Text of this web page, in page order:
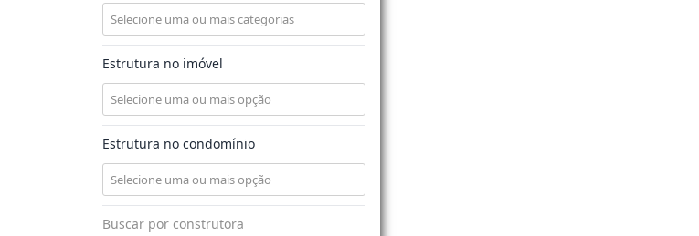
Estrutura no imóvel
Estrutura no condomínio